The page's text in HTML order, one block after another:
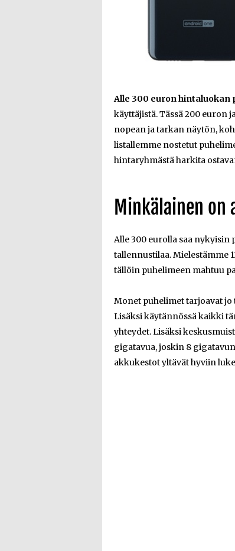
Alle 300 euron hintaluokan
käyttäjistä. Tässä 200 euron
nopean ja tarkan näytön,
listallemme nostetut
hintaryhmästä harkita
Minkälainen on
Alle 300 eurolla saa nykyisin
tallennustilaa. Mielestämme
tällöin puhelimeen mahtuu
Monet puhelimet tarjoavat jo
Lisäksi käytännössä kaikki
yhteydet. Lisäksi
gigatavua, joskin 8
akkukestot yltävät hyviin